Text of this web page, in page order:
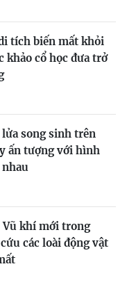
tích biến mất khỏi
khảo cổ học đưa trở
lửa song sinh trên
ấn tượng với hình
nhau
Vũ khí mới trong
các loài động vật